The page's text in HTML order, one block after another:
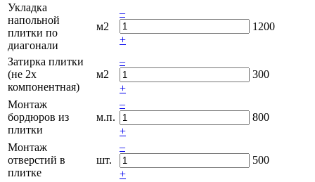
Укладка
напольной
плитки по
диагонали
м2
–
+
1200
Затирка плитки
(не 2х
компонентная)
м2
–
+
300
Монтаж
бордюров из
плитки
м.п.
–
+
800
Монтаж
отверстий в
плитке
шт.
–
+
500